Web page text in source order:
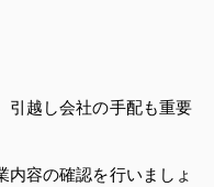
引越し会社の手配も重要
内容の確認を行いましょ